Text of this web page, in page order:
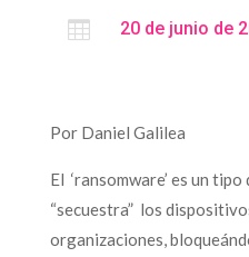
 20 de junio de
Por Daniel Galilea
El ‘ransomware’ es un
“secuestra” los
organizaciones,